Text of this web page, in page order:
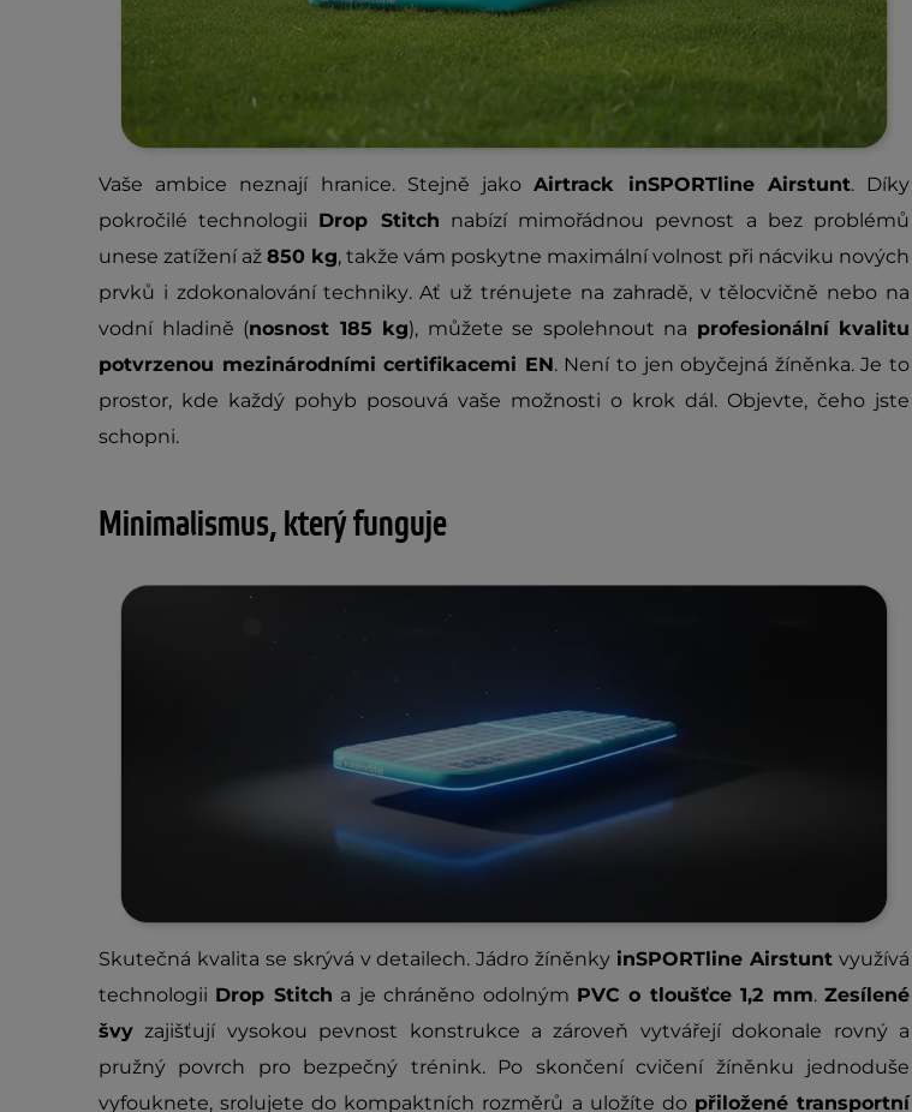
Vaše ambice neznají hranice. Stejně jakoAirtrack inSPORTline Airstunt. Díky
pokročilé technologii Drop Stitch nabízí mimořádnou pevnost a bez problémů
unese zatížení až 850 kg, takže vám poskytne maximální volnost při nácviku nových
prvků i zdokonalování techniky. Ať už trénujete na zahradě, v tělocvičně nebo na
vodní hladině (nosnost 185 kg), můžete se spolehnout na profesionální kvalitu
potvrzenou mezinárodními certifikacemi EN. Není to jen obyčejná žíněnka. Je to
prostor, kde každý pohyb posouvá vaše možnosti o krok dál. Objevte, čeho jste
schopni.
Minimalismus, který funguje
Skutečná kvalita se skrývá v detailech. Jádro žíněnky inSPORTline Airstunt využívá
technologii Drop Stitch a je chráněno odolným PVC o tloušťce 1,2 mm.Zesílené
švy zajišťují vysokou pevnost konstrukce a zároveň vytvářejí dokonale rovný a
pružný povrch pro bezpečný trénink. Po skončení cvičení žíněnku jednoduše
vyfouknete, srolujete do kompaktních rozměrů a uložíte do přiložené transportní